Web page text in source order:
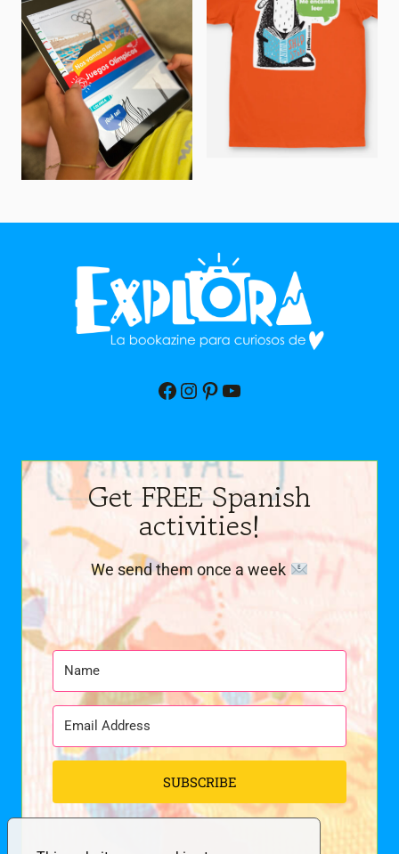
Facebook
Instagram
Pinterest
YouTube
Get FREE Spanish
activities!
We send them once a week
SUBSCRIBE